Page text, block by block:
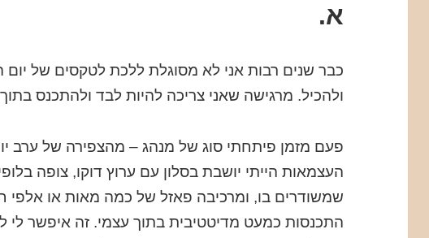
א.
כבר שנים רבות אני לא מסוגלת ללכת לטקסים של יום
ולהכיל. מרגישה שאני צריכה להיות לבד ולהתכנס
פעם מזמן פיתחתי סוג של מנהג – מהצפירה של ערב יום
העצמאות הייתי יושבת בסלון עם ערוץ דוקו, צופה
שמשודרים בו, ומרכיבה פאזל של כמה מאות או אלפי
התכנסות כמעט מדיטטיבית בתוך עצמי. זה איפשר לי